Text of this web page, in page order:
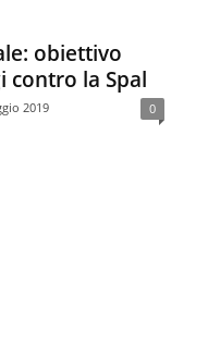
obiettivo
contro la Spal
2019 0